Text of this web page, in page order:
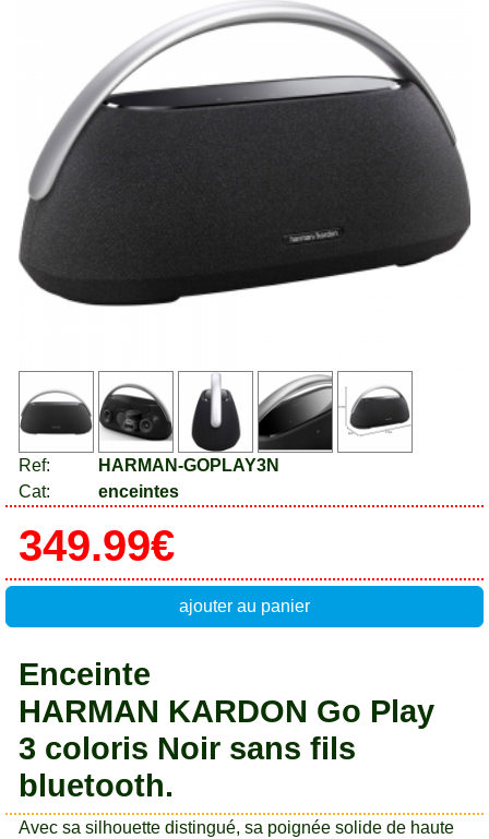
Ref:
HARMAN-GOPLAY3N
Cat:
enceintes
349.99€
ajouter au panier
Enceinte
HARMAN KARDON Go Play
3 coloris Noir sans fils
bluetooth.
Avec sa silhouette distingué, sa poignée solide de haute